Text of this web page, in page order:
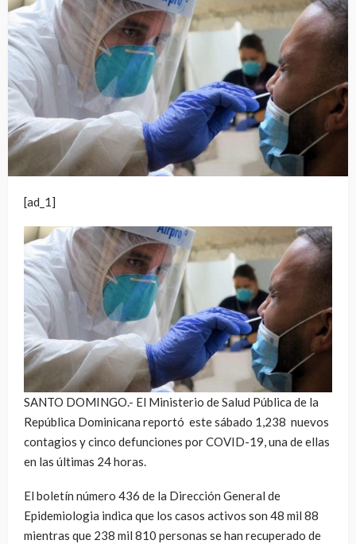
[ad_1]
SANTO DOMINGO.- El Ministerio de Salud Pública de la
República Dominicana reportó este sábado 1,238 nuevos
contagios y cinco defunciones por COVID-19, una de ellas
en las últimas 24 horas.
El boletín número 436 de la Dirección General de
Epidemiologia indica que los casos activos son 48 mil 88
mientras que 238 mil 810 personas se han recuperado de